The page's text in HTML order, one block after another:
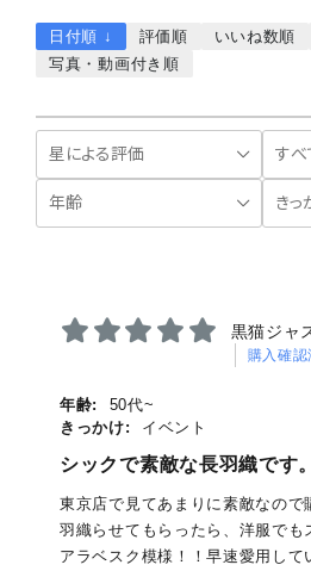
日付順 ↓ 評価順 いいね数順
写真・動画付き順
黒猫ジャ
購入確認
年齢:
50代~
きっかけ:
イベント
シックで素敵な長羽織です。
東京店で見てあまりに素敵なので
羽織らせてもらったら、洋服でも
アラベスク模様！！早速愛用して